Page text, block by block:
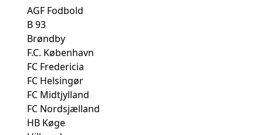
AGF Fodbold
B 93
Brøndby
F.C. København
FC Fredericia
FC Helsingør
FC Midtjylland
FC Nordsjælland
HB Køge